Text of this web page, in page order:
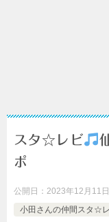
スタ☆レビ
ポ
公開日： 2023年12月11
小田さんの仲間スタ☆